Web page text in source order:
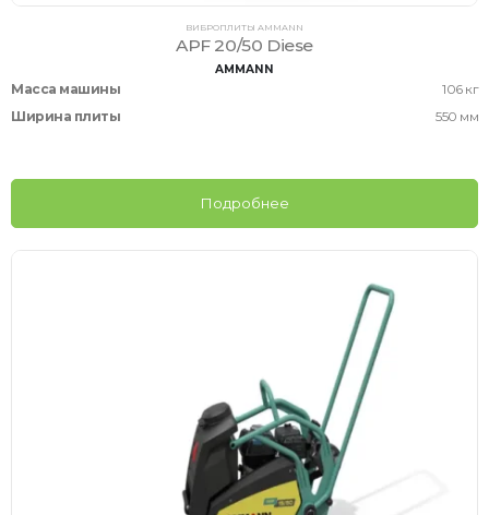
ВИБРОПЛИТЫ AMMANN
APF 20/50 Diese
AMMANN
Масса машины
106 кг
Ширина плиты
550 мм
Подробнее